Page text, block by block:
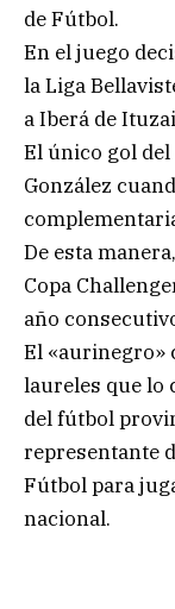
de Fútbol.
En el juego
la Liga
a Iberá de
El único gol
González
De esta
Copa
año
El «aurinegro»
laureles que lo
del fútbol
representante
Fútbol para
nacional.